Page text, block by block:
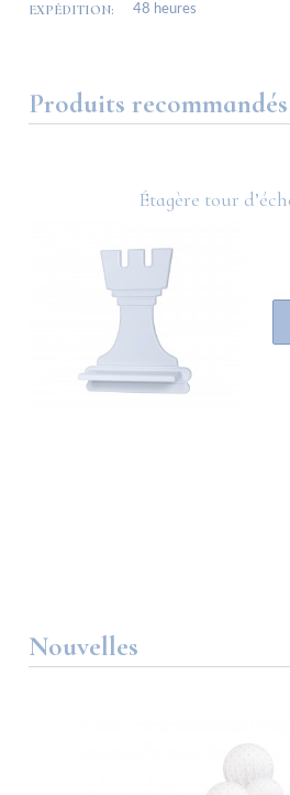
EXPÉDITION: 48 heures
Produits recommandés
Étagère tour
Nouvelles